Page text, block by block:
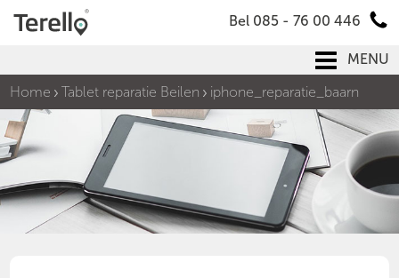
Bel 085 - 76 00 446
MENU
Home
Tablet reparatie Beilen iphone_reparatie_baarn